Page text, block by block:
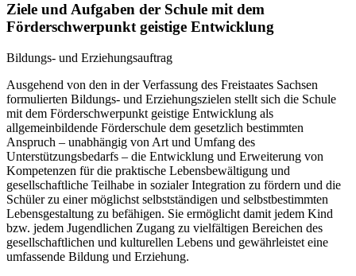
Ziele und Aufgaben der Schule mit dem
Förderschwerpunkt geistige Entwicklung
Bildungs- und Erziehungsauftrag
Ausgehend von den in der Verfassung des Freistaates Sachsen
formulierten Bildungs- und Erziehungszielen stellt sich die Schule
mit dem Förderschwerpunkt geistige Entwicklung als
allgemeinbildende Förderschule dem gesetzlich bestimmten
Anspruch – unabhängig von Art und Umfang des
Unterstützungsbedarfs – die Entwicklung und Erweiterung von
Kompetenzen für die praktische Lebensbewältigung und
gesellschaftliche Teilhabe in sozialer Integration zu fördern und die
Schüler zu einer möglichst selbstständigen und selbstbestimmten
Lebensgestaltung zu befähigen. Sie ermöglicht damit jedem Kind
bzw. jedem Jugendlichen Zugang zu vielfältigen Bereichen des
gesellschaftlichen und kulturellen Lebens und gewährleistet eine
umfassende Bildung und Erziehung.